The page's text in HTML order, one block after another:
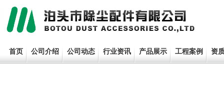
首页 公司介绍 公司动态 行业资讯 产品展示 工程案例 资